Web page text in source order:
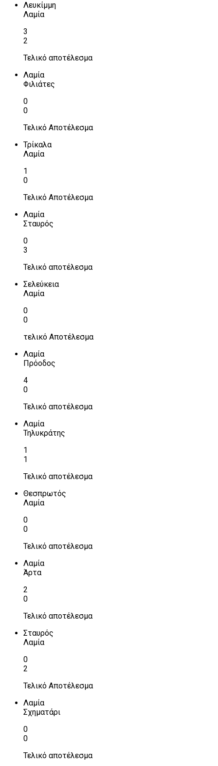
Λευκίμμη
Λαμία
3
2
Τελικό αποτέλεσμα
Λαμία
Φιλιάτες
0
0
Τελικό Αποτέλεσμα
Τρίκαλα
Λαμία
1
0
Τελικό Αποτέλεσμα
Λαμία
Σταυρός
0
3
Τελικό αποτέλεσμα
Σελεύκεια
Λαμία
0
0
τελικό Αποτέλεσμα
Λαμία
Πρόοδος
4
0
Τελικό αποτέλεσμα
Λαμία
Τηλυκράτης
1
1
Τελικό αποτέλεσμα
Θεσπρωτός
Λαμία
0
0
Τελικό αποτέλεσμα
Λαμία
Άρτα
2
0
Τελικό αποτέλεσμα
Σταυρός
Λαμία
0
2
Τελικό Αποτέλεσμα
Λαμία
Σχηματάρι
0
0
Τελικό αποτέλεσμα